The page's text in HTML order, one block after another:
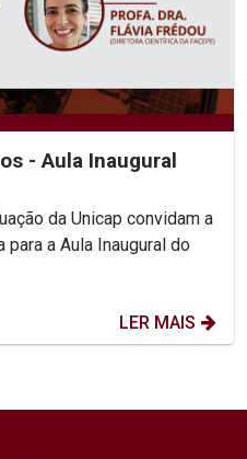
- Aula Inaugural
da Unicap convidam a
a Aula Inaugural do
LER MAIS